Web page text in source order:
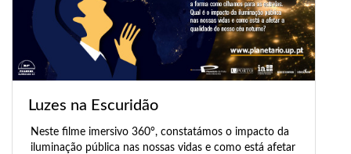
Luzes na Escuridão
Neste filme imersivo 360°, constatámos o impacto da
iluminação pública nas nossas vidas e como está afetar